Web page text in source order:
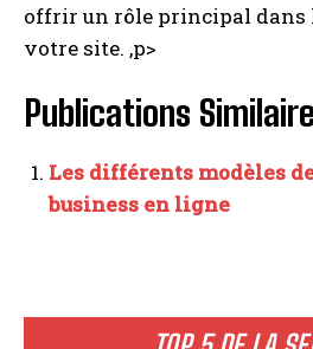
offrir un rôle principal dans
votre site. ,p>
Publications
Les différents modèles
business en ligne